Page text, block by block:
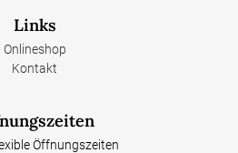
Links
Onlineshop
Kontakt
Öffnungszeiten